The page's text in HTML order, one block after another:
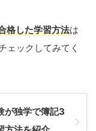
格した学習方法は
ェックしてみてく
が独学で簿記3